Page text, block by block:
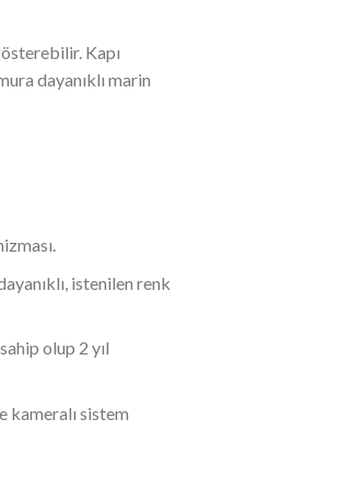
Kapı
dayanıklı marin
istenilen renk
olup 2 yıl
kameralı sistem